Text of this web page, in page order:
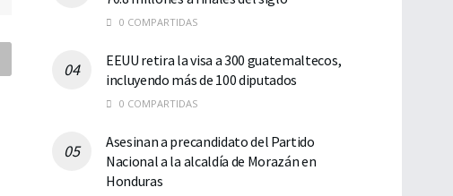
0 COMPARTIDAS
EEUU retira la visa a 300 guatemaltecos,
incluyendo más de 100 diputados
0 COMPARTIDAS
Asesinan a precandidato del Partido
Nacional a la alcaldía de Morazán en
Honduras